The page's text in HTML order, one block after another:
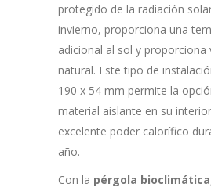
protegido de la radiación
invierno, proporciona una
adicional al sol y proporciona
natural. Este tipo de
190 x 54 mm permite la
material aislante en su
excelente poder calorífico
año.
Con la pérgola bioclimática